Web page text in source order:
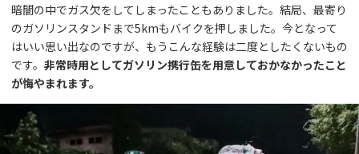
暗闇の中でガス欠をしてしまったこともありました。結局、最寄り
のガソリンスタンドまで5kmもバイクを押しました。今となって
はいい思い出なのですが、もうこんな経験は二度としたくないもの
です。 非常時用としてガソリン携行缶を用意しておかなかったこと
が悔やまれます。